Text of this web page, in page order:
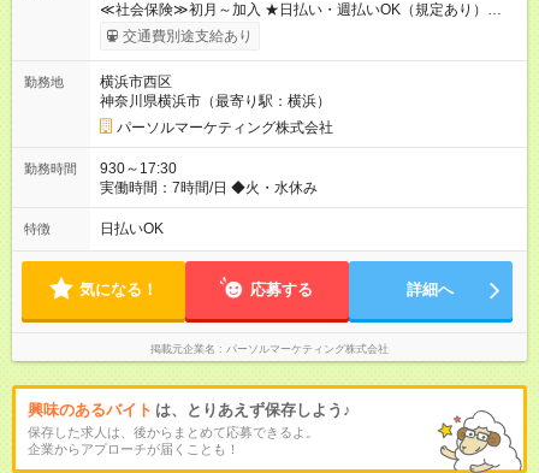
≪社会保険≫初月～加入 ★日払い・週払いOK（規定あり）
【試用期間】試用期間なし
交通費別途支給あり
勤務地
横浜市西区
神奈川県横浜市（最寄り駅：横浜）
パーソルマーケティング株式会社
勤務時間
930～17:30
実働時間：7時間/日 ◆火・水休み
特徴 日払いOK
気になる！ 応募する 詳細へ
掲載元企業名 パーソルマーケティング株式会社
興味のあるバイト は、とりあえず保存しよう♪
保存した求人は、後からまとめて応募できるよ。
企業からアプローチが届くことも！